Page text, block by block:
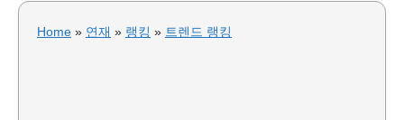
Home » 연재 » 랭킹 » 트렌드 랭킹